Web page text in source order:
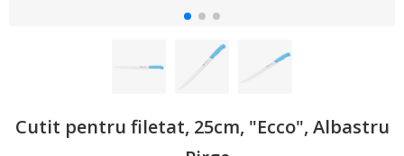
Cutit pentru filetat, 25cm, "Ecco", Albastru